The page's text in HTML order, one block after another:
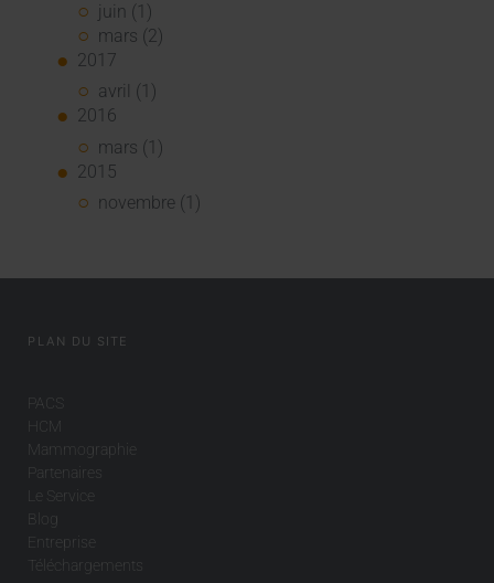
juin (1)
mars (2)
2017
avril (1)
2016
mars (1)
2015
novembre (1)
PLAN DU SITE
PACS
HCM
Mammographie
Partenaires
Le Service
Blog
Entreprise
Téléchargements